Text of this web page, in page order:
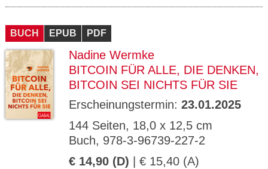
BUCH EPUB PDF
Nadine Wermke
BITCOIN FÜR ALLE, DIE DENKEN,
BITCOIN SEI NICHTS FÜR SIE
Erscheinungstermin: 23.01.2025
144 Seiten, 18,0 x 12,5 cm
Buch, 978-3-96739-227-2
€ 14,90 (D) | € 15,40 (A)